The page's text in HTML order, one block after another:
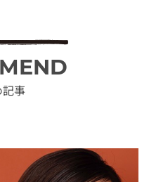
事